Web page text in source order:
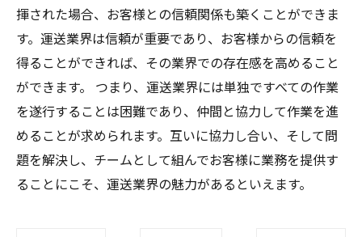
揮された場合、お客様との信頼関係も築くことができま
す。運送業界は信頼が重要であり、お客様からの信頼を
得ることができれば、その業界での存在感を高めること
ができます。 つまり、運送業界には単独ですべての作業
を遂行することは困難であり、仲間と協力して作業を進
めることが求められます。互いに協力し合い、そして問
題を解決し、チームとして組んでお客様に業務を提供す
ることにこそ、運送業界の魅力があるといえます。